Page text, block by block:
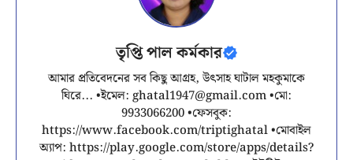
তৃপ্তি পাল কর্মকার
আমার প্রতিবেদনের সব কিছু আগ্রহ, উৎসাহ ঘাটাল মহকুমাকে
ঘিরে... •ইমেল: ghatal1947@gmail.com•মো:
9933066200 •ফেসবুক:
https://www.facebook.com/triptighatal •মোবাইল
অ্যাপ: https://play.google.com/store/apps/details?